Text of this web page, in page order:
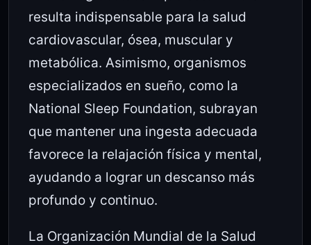
resulta indispensable para la salud
cardiovascular, ósea, muscular y
metabólica. Asimismo, organismos
especializados en sueño, como la
National Sleep Foundation, subrayan
que mantener una ingesta adecuada
favorece la relajación física y mental,
ayudando a lograr un descanso más
profundo y continuo.
La Organización Mundial de la Salud